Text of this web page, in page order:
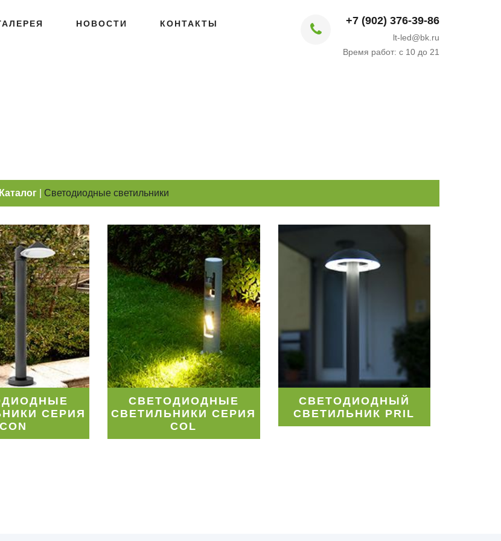
НОВОСТИ КОНТАКТЫ +7 (902) 376-39-86
lt-led@bk.ru
Время работ: с 10 до 21
Каталог| Светодиодные светильники
СВЕТОДИОДНЫЙ
СВЕТИЛЬНИК PRIL
СВЕТОДИОДНЫЕ
СВЕТИЛЬНИКИ СЕРИЯ
COL
СЕРИЯ
CON